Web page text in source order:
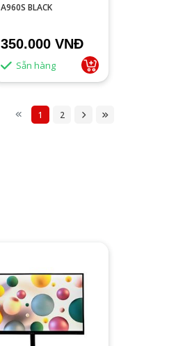
A960S BLACK
350.000 VNĐ
Sẵn hàng
1 2